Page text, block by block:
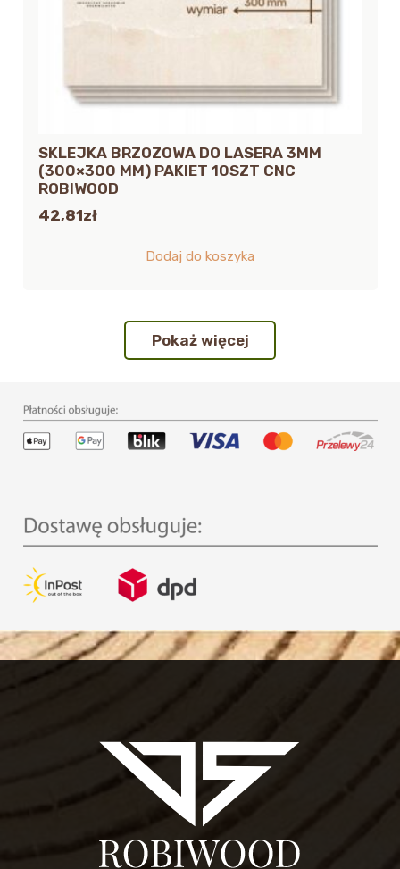
SKLEJKA BRZOZOWA DO LASERA 3MM
(300×300 MM) PAKIET 10SZT CNC
ROBIWOOD
42,81zł
Dodaj do koszyka
Pokaż więcej